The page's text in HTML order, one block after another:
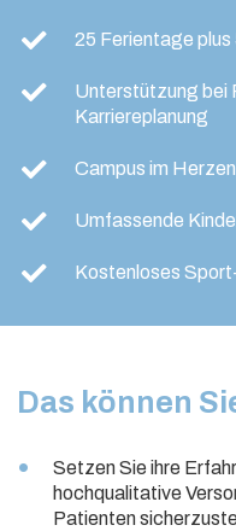
25 Ferientage
Unterstützung bei
Karriereplanung
Campus im
Umfassende
Kostenloses
Das können
Setzen Sie ihre
hochqualitative
Patienten